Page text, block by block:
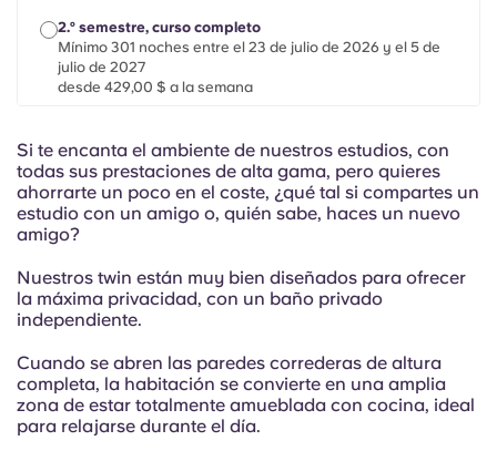
2.º semestre, curso completo
Mínimo 301 noches entre el 23 de julio de 2026 y el 5 de
julio de 2027
desde 429,00 $ a la semana
Estancias cortas
Mínimo 28 noches entre el 22 de julio de 2026 y el 1 de
febrero de 2027
desde 429,00 $ a la semana
Si te encanta el ambiente de nuestros estudios, con
todas sus prestaciones de alta gama, pero quieres
ahorrarte un poco en el coste, ¿qué tal si compartes un
estudio con un amigo o, quién sabe, haces un nuevo
amigo?
Nuestros twin están muy bien diseñados para ofrecer
la máxima privacidad, con un baño privado
independiente.
Cuando se abren las paredes correderas de altura
completa, la habitación se convierte en una amplia
zona de estar totalmente amueblada con cocina, ideal
para relajarse durante el día.